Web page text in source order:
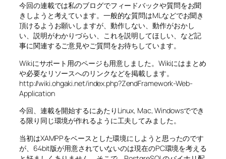
今回の連載では私のブログでフィードバックや質問をお聞
きしようと考えています。一般的な質問はMLなどでお聞き
頂けるようお願いしますが、動作しない、動作がおかし
い、説明がわかりづらい、これを説明してほしい、など記
事に関連するご意見やご質問をお待ちしています。
Wikiにサポート用のページも用意しました。Wikiにはまとめ
や必要なリソースへのリンクなどを掲載します。
http://wiki.ohgaki.net/index.php?ZendFramework-Web-
Application
今回、連載を開始するにあたりLinux, Mac, Windowsででき
る限り同じ環境が作れるように工夫してみました。
当初はXAMPPをベースとした環境にしようと思ったのです
が、64bit版が用意されていないのは現在のPC環境を考える